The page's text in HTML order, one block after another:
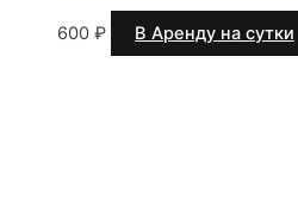
600 ₽ В Аренду на сутки